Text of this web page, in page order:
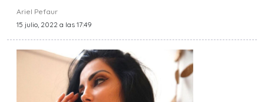
Ariel Pefaur
15 julio, 2022 a las 17:49